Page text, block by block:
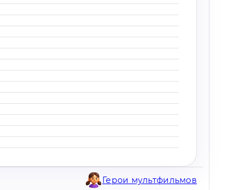
Герои мультфильмов